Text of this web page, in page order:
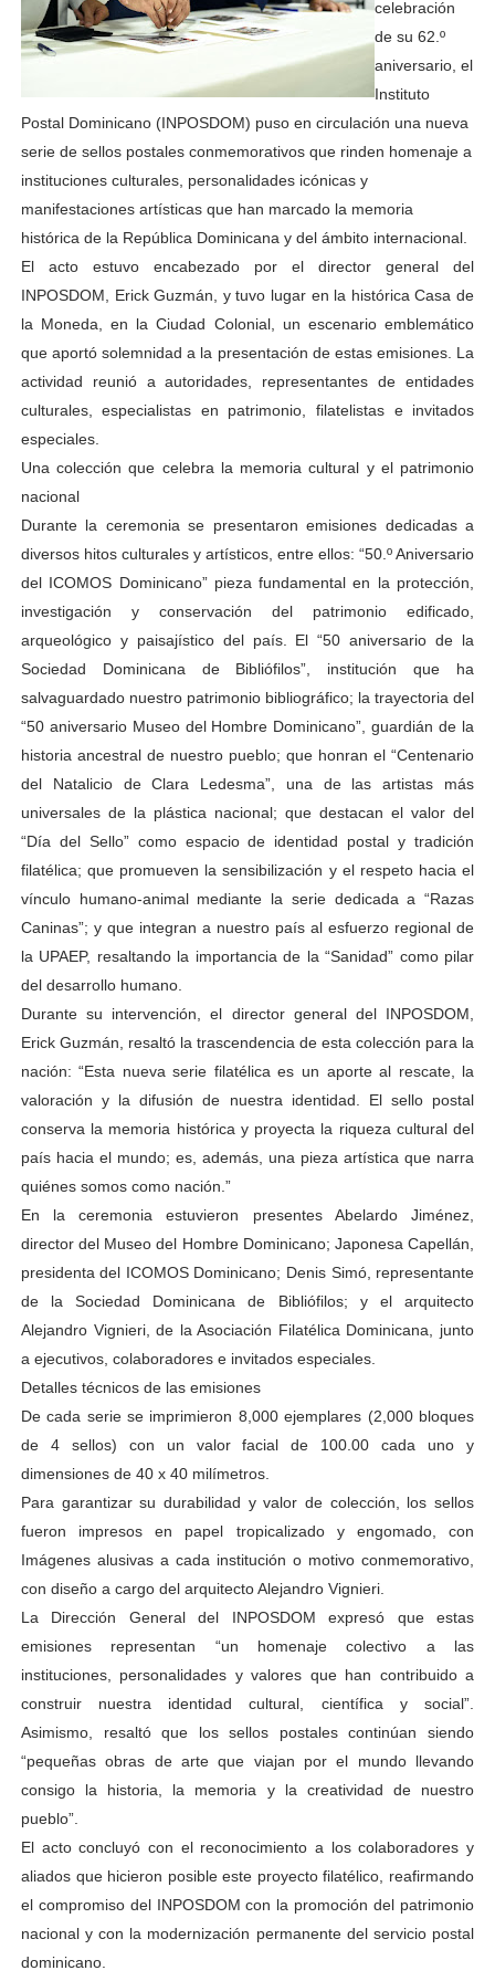
celebración
de su 62.º
aniversario, el
Instituto
Postal Dominicano (INPOSDOM) puso en circulación una nueva
serie de sellos postales conmemorativos que rinden homenaje a
instituciones culturales, personalidades icónicas y
manifestaciones artísticas que han marcado la memoria
histórica de la República Dominicana y del ámbito internacional.
El acto estuvo encabezado por el director general del
INPOSDOM, Erick Guzmán, y tuvo lugar en la histórica Casa de
la Moneda, en la Ciudad Colonial, un escenario emblemático
que aportó solemnidad a la presentación de estas emisiones. La
actividad reunió a autoridades, representantes de entidades
culturales, especialistas en patrimonio, filatelistas e invitados
especiales.
Una colección que celebra la memoria cultural y el patrimonio
nacional
Durante la ceremonia se presentaron emisiones dedicadas a
diversos hitos culturales y artísticos, entre ellos: “50.º Aniversario
del ICOMOS Dominicano” pieza fundamental en la protección,
investigación y conservación del patrimonio edificado,
arqueológico y paisajístico del país. El “50 aniversario de la
Sociedad Dominicana de Bibliófilos”, institución que ha
salvaguardado nuestro patrimonio bibliográfico; la trayectoria del
“50 aniversario Museo del Hombre Dominicano”, guardián de la
historia ancestral de nuestro pueblo; que honran el “Centenario
del Natalicio de Clara Ledesma”, una de las artistas más
universales de la plástica nacional; que destacan el valor del
“Día del Sello” como espacio de identidad postal y tradición
filatélica; que promueven la sensibilización y el respeto hacia el
vínculo humano-animal mediante la serie dedicada a “Razas
Caninas”; y que integran a nuestro país al esfuerzo regional de
la UPAEP, resaltando la importancia de la “Sanidad” como pilar
del desarrollo humano.
Durante su intervención, el director general del INPOSDOM,
Erick Guzmán, resaltó la trascendencia de esta colección para la
nación: “Esta nueva serie filatélica es un aporte al rescate, la
valoración y la difusión de nuestra identidad. El sello postal
conserva la memoria histórica y proyecta la riqueza cultural del
país hacia el mundo; es, además, una pieza artística que narra
quiénes somos como nación.”
En la ceremonia estuvieron presentes Abelardo Jiménez,
director del Museo del Hombre Dominicano; Japonesa Capellán,
presidenta del ICOMOS Dominicano; Denis Simó, representante
de la Sociedad Dominicana de Bibliófilos; y el arquitecto
Alejandro Vignieri, de la Asociación Filatélica Dominicana, junto
a ejecutivos, colaboradores e invitados especiales.
Detalles técnicos de las emisiones
De cada serie se imprimieron 8,000 ejemplares (2,000 bloques
de 4 sellos) con un valor facial de 100.00 cada uno y
dimensiones de 40 x 40 milímetros.
Para garantizar su durabilidad y valor de colección, los sellos
fueron impresos en papel tropicalizado y engomado, con
Imágenes alusivas a cada institución o motivo conmemorativo,
con diseño a cargo del arquitecto Alejandro Vignieri.
La Dirección General del INPOSDOM expresó que estas
emisiones representan “un homenaje colectivo a las
instituciones, personalidades y valores que han contribuido a
construir nuestra identidad cultural, científica y social”.
Asimismo, resaltó que los sellos postales continúan siendo
“pequeñas obras de arte que viajan por el mundo llevando
consigo la historia, la memoria y la creatividad de nuestro
pueblo”.
El acto concluyó con el reconocimiento a los colaboradores y
aliados que hicieron posible este proyecto filatélico, reafirmando
el compromiso del INPOSDOM con la promoción del patrimonio
nacional y con la modernización permanente del servicio postal
dominicano.